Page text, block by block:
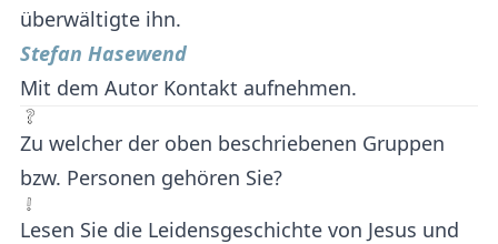
überwältigte ihn.
Stefan Hasewend
Mit dem Autor Kontakt aufnehmen.
Zu welcher der oben beschriebenen Gruppen
bzw. Personen gehören Sie?
Lesen Sie die Leidensgeschichte von Jesus und